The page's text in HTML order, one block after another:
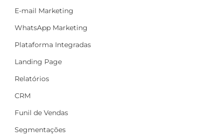
E-mail Marketing
WhatsApp Marketing
Plataforma Integradas
Landing Page
Relatórios
CRM
Funil de Vendas
Segmentações